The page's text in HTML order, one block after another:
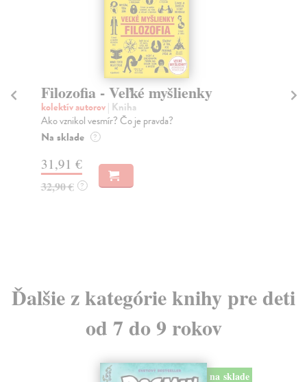
Filozofia - Veľké myšlienky
kolektív autorov| Kniha
Ako vznikol vesmír? Čo je pravda?
Na sklade ?
31,91 €
32,90 € ?
Ďalšie z kategórie knihy pre deti
od 7 do 9 rokov
na sklade